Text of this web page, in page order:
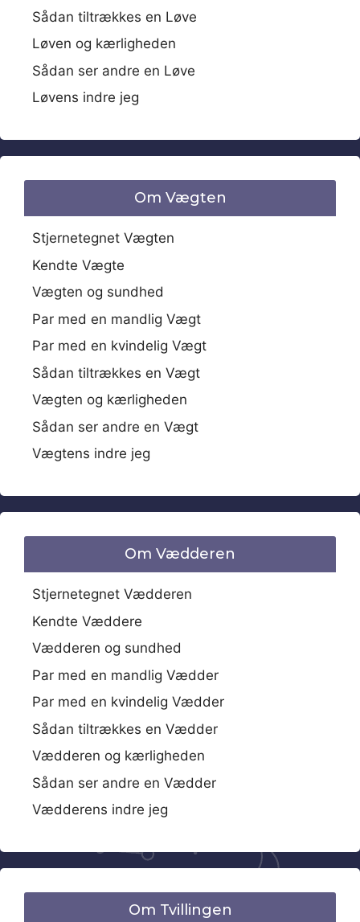
Sådan tiltrækkes en Løve
Løven og kærligheden
Sådan ser andre en Løve
Løvens indre jeg
Om Vægten
Stjernetegnet Vægten
Kendte Vægte
Vægten og sundhed
Par med en mandlig Vægt
Par med en kvindelig Vægt
Sådan tiltrækkes en Vægt
Vægten og kærligheden
Sådan ser andre en Vægt
Vægtens indre jeg
Om Vædderen
Stjernetegnet Vædderen
Kendte Væddere
Vædderen og sundhed
Par med en mandlig Vædder
Par med en kvindelig Vædder
Sådan tiltrækkes en Vædder
Vædderen og kærligheden
Sådan ser andre en Vædder
Vædderens indre jeg
Om Tvillingen